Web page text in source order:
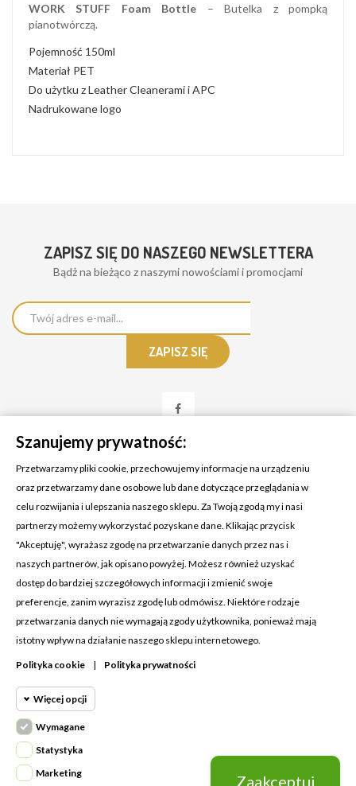
WORK STUFF Foam Bottle – Butelka z pompką
pianotwórczą.
Pojemność 150ml
Materiał PET
Do użytku z Leather Cleanerami i APC
Nadrukowane logo
ZAPISZ SIĘ DO NASZEGO NEWSLETTERA
Bądż na bieżąco z naszymi nowościami i promocjami
KONTAKT Z NAMI
Adres:
Cosmetic4car
Budzisz 73A
39-200 Dębica
Dominik:
Klaudia: +48 730634730
MOJE KONTO
PRODUKTY
NASZA FIRMA
Szanujemy prywatność:
Przetwarzamy pliki cookie, przechowujemy informacje na urządzeniu
oraz przetwarzamy dane osobowe lub dane dotyczące przeglądania w
celu rozwijania i ulepszania naszego sklepu. Za Twoją zgodą my i nasi
partnerzy możemy wykorzystać pozyskane dane. Klikając przycisk
"Akceptuję", wyrażasz zgodę na przetwarzanie danych przez nas i
naszych partnerów, jak opisano powyżej. Możesz również uzyskać
dostęp do bardziej szczegółowych informacji i zmienić swoje
preferencje, zanim wyrazisz zgodę lub odmówisz. Niektóre rodzaje
przetwarzania danych nie wymagają zgody użytkownika, ponieważ mają
istotny wpływ na działanie naszego sklepu internetowego.
Polityka cookie | Polityka prywatności
Więcej opcji
Wymagane
Wymagane pliki cookie oraz cookie
HttpOnly. Pliki cookie wymagane do
Cookie
Wymagane
Statystyka
Marketing
Zaakceptuj